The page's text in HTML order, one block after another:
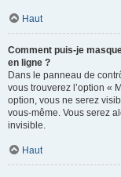
Haut
Comment puis-je
en ligne ?
Dans le panneau de
vous trouverez l’option «
option, vous ne serez
vous-même. Vous serez
invisible.
Haut